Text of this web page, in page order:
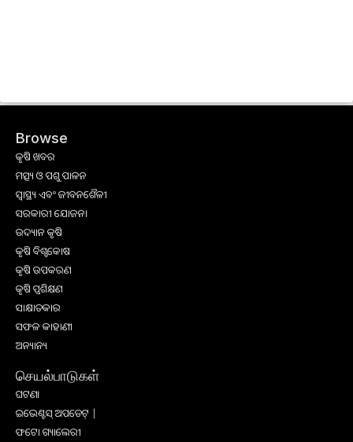
Browse
କୃଷି ଖବର
ମତ୍ସ୍ୟ ଓ ପଶୁ ପାଳନ
ସ୍ୱାସ୍ଥ୍ୟ ଏବଂ ଜୀବନଶୈଳୀ
ସରକାରୀ ଯୋଜନା
ଉଦ୍ୟାନ କୃଷି
କୃଷି ବିଶ୍ବକୋଷ
କୃଷି ଉପକରଣ
କୃଷି ପ୍ରଶିକ୍ଷଣ
ସାକ୍ଷାତକାର
ସଫଳ କାହାଣୀ
ଅନ୍ୟାନ୍ୟ
செயல்பாடுகள்
ଘଟଣା
ଇଭେଣ୍ଟସ୍ ଅପଡେଟ୍ |
ଫଟୋ ଗ୍ୟାଲେରୀ